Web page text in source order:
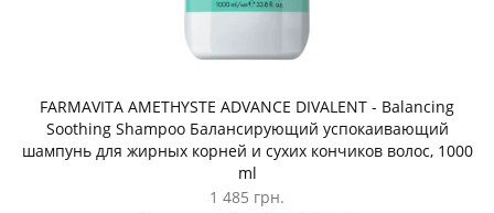
FARMAVITA AMETHYSTE ADVANCE DIVALENT - Balancing
Soothing Shampoo Балансирующий успокаивающий
шампунь для жирных корней и сухих кончиков волос, 1000
ml
1 485 грн.